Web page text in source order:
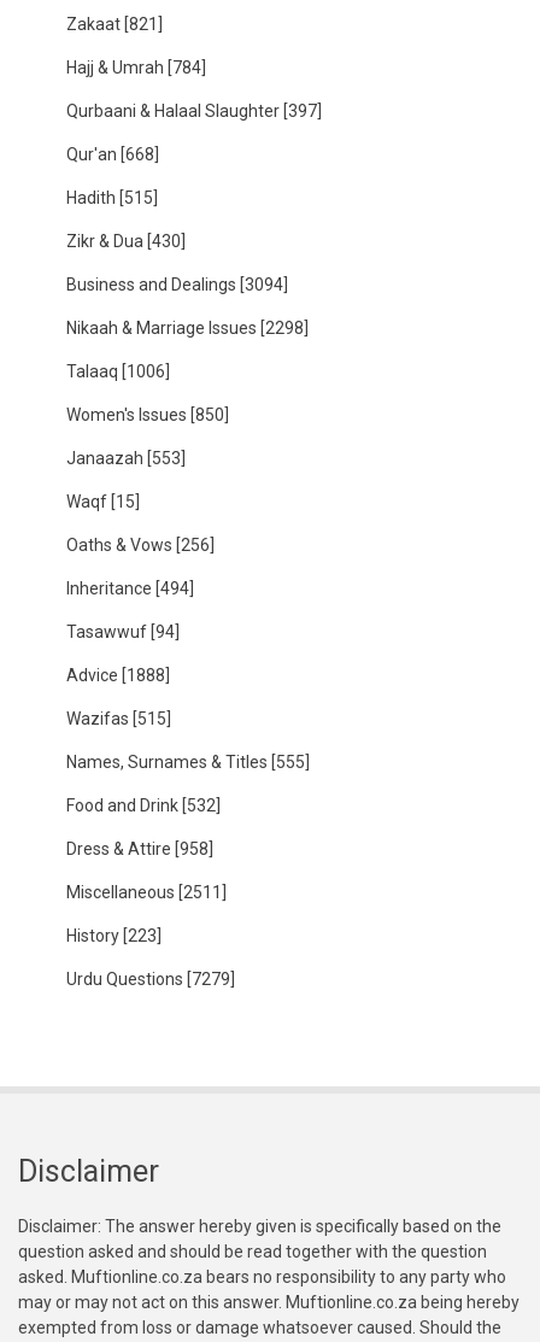
Zakaat [821]
Hajj & Umrah [784]
Qurbaani & Halaal Slaughter [397]
Qur'an [668]
Hadith [515]
Zikr & Dua [430]
Business and Dealings [3094]
Nikaah & Marriage Issues [2298]
Talaaq [1006]
Women's Issues [850]
Janaazah [553]
Waqf [15]
Oaths & Vows [256]
Inheritance [494]
Tasawwuf [94]
Advice [1888]
Wazifas [515]
Names, Surnames & Titles [555]
Food and Drink [532]
Dress & Attire [958]
Miscellaneous [2511]
History [223]
Urdu Questions [7279]
Disclaimer
Disclaimer: The answer hereby given is specifically based on the
question asked and should be read together with the question
asked. Muftionline.co.za bears no responsibility to any party who
may or may not act on this answer. Muftionline.co.za being hereby
exempted from loss or damage whatsoever caused. Should the